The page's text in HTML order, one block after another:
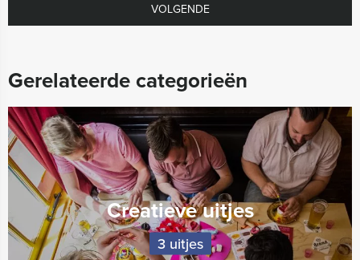
VOLGENDE
Gerelateerde categorieën
Creatieve uitjes
3 uitjes